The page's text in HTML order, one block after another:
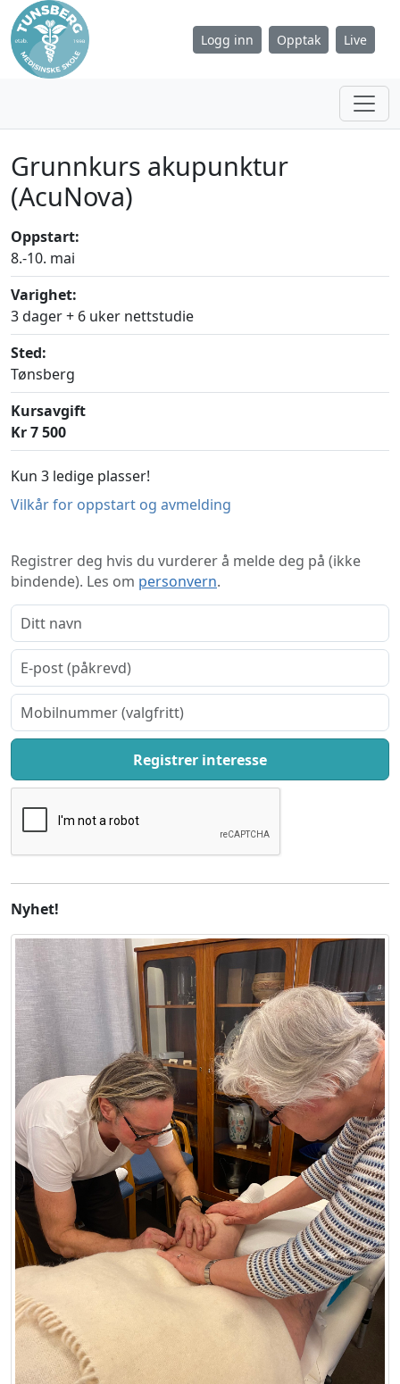
Logg inn Opptak Live
Grunnkurs akupunktur
(AcuNova)
Oppstart:
8.-10. mai
Varighet:
3 dager + 6 uker nettstudie
Sted:
Tønsberg
Kursavgift
Kr 7 500
Kun 3 ledige plasser!
Vilkår for oppstart og avmelding
Nyhet!